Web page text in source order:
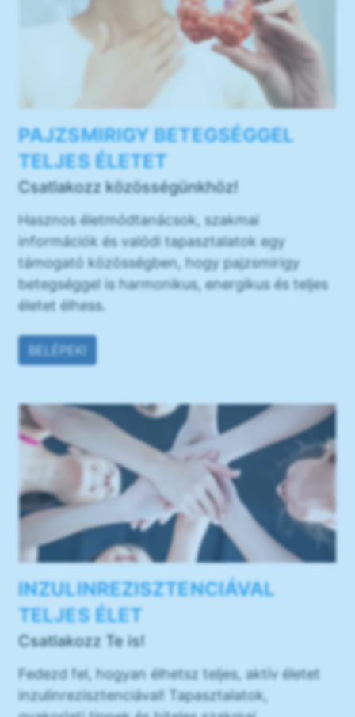
PAJZSMIRIGY BETEGSÉGGEL
TELJES ÉLETET
Csatlakozz közösségünkhöz!
Hasznos életmódtanácsok, szakmai
információk és valódi tapasztalatok egy
támogató közösségben, hogy pajzsmirigy
betegséggel is harmonikus, energikus és teljes
életet élhess.
BELÉPEK!
INZULINREZISZTENCIÁVAL
TELJES ÉLET
Csatlakozz Te is!
Fedezd fel, hogyan élhetsz teljes, aktív életet
inzulinrezisztenciával! Tapasztalatok,